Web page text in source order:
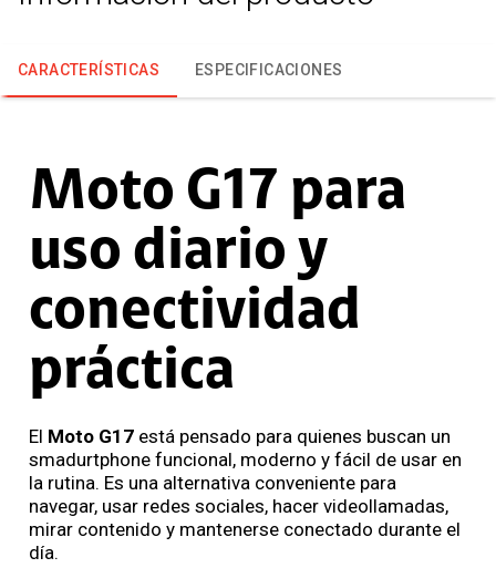
CARACTERÍSTICAS ESPECIFICACIONES
Moto G17 para
uso diario y
conectividad
práctica
El Moto G17 está pensado para quienes buscan un
smadurtphone funcional, moderno y fácil de usar en
la rutina. Es una alternativa conveniente para
navegar, usar redes sociales, hacer videollamadas,
mirar contenido y mantenerse conectado durante el
día.